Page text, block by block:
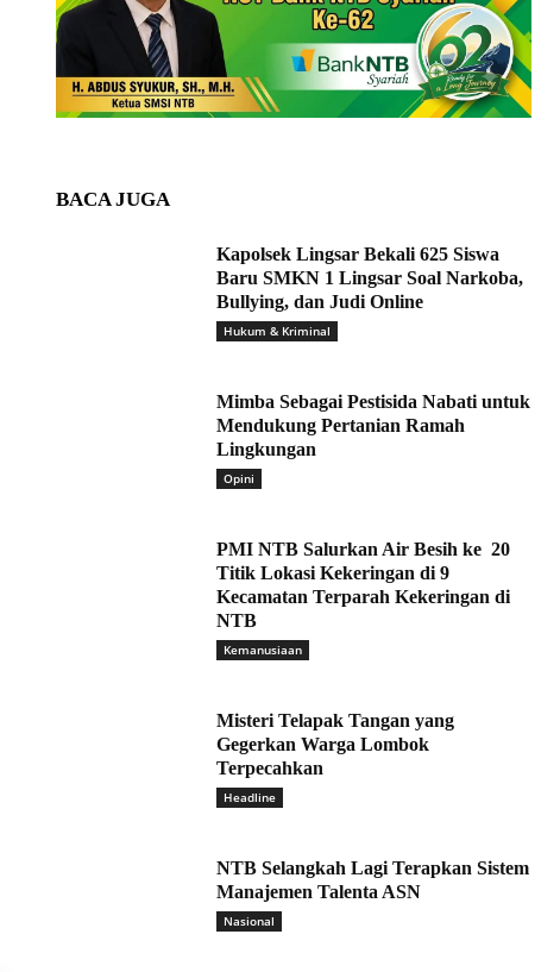
BACA JUGA
Kapolsek Lingsar Bekali 625 Siswa
Baru SMKN 1 Lingsar Soal Narkoba,
Bullying, dan Judi Online
Hukum & Kriminal
Mimba Sebagai Pestisida Nabati untuk
Mendukung Pertanian Ramah
Lingkungan
Opini
PMI NTB Salurkan Air Besih ke 20
Titik Lokasi Kekeringan di 9
Kecamatan Terparah Kekeringan di
NTB
Kemanusiaan
Misteri Telapak Tangan yang
Gegerkan Warga Lombok
Terpecahkan
Headline
NTB Selangkah Lagi Terapkan Sistem
Manajemen Talenta ASN
Nasional